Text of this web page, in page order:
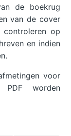
de boekrug
van de cover
controleren op
en indien
voor
PDF worden